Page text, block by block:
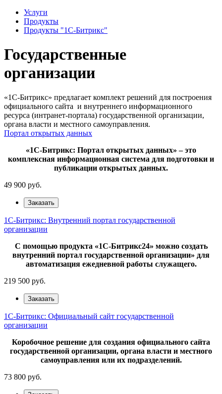
Услуги
Продукты
Продукты "1С-Битрикс"
Государственные
организации
«1С-Битрикс» предлагает комплект решений для построения
официального сайта и внутреннего информационного
ресурса (интранет-портала) государственной организации,
органа власти и местного самоуправления.
Портал открытых данных
«1С-Битрикс: Портал открытых данных» – это
комплексная информационная система для подготовки и
публикации открытых данных.
49 900 руб.
Заказать
1С-Битрикс: Внутренний портал государственной
организации
С помощью продукта «1С-Битрикс24» можно создать
внутренний портал государственной организации» для
автоматизация ежедневной работы служащего.
219 500 руб.
Заказать
1С-Битрикс: Официальный сайт государственной
организации
Коробочное решение для создания официального сайта
государственной организации, органа власти и местного
самоуправления или их подразделений.
73 800 руб.